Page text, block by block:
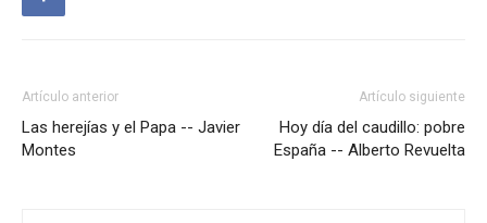
Artículo anterior
Las herejías y el Papa -- Javier
Montes
Artículo siguiente
Hoy día del caudillo: pobre
España -- Alberto Revuelta